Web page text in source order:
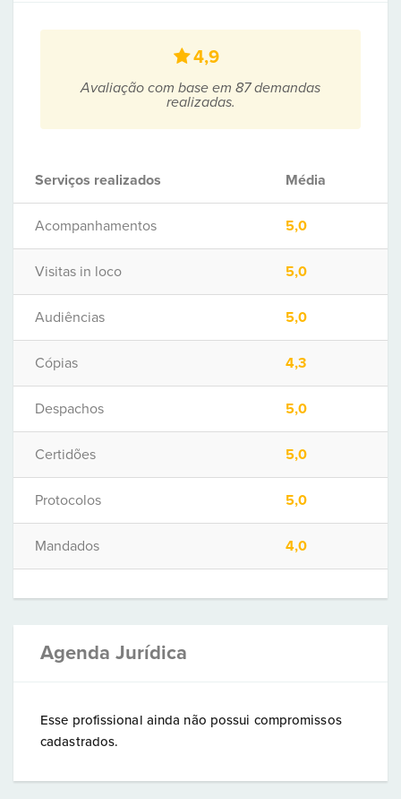
4,9
Avaliação com base em 87 demandas
realizadas.
Serviços realizados Média
Acompanhamentos 5,0
Visitas in loco 5,0
Audiências 5,0
Cópias 4,3
Despachos 5,0
Certidões 5,0
Protocolos 5,0
Mandados 4,0
Agenda Jurídica
Esse profissional ainda não possui compromissos
cadastrados.